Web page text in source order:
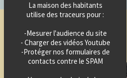
Guide des activités
La maison des habitants
utilise des traceurs pour :
-Mesurer l'audience du site
- Charger des vidéos Youtube
-Protéger nos formulaires de
contacts contre le SPAM